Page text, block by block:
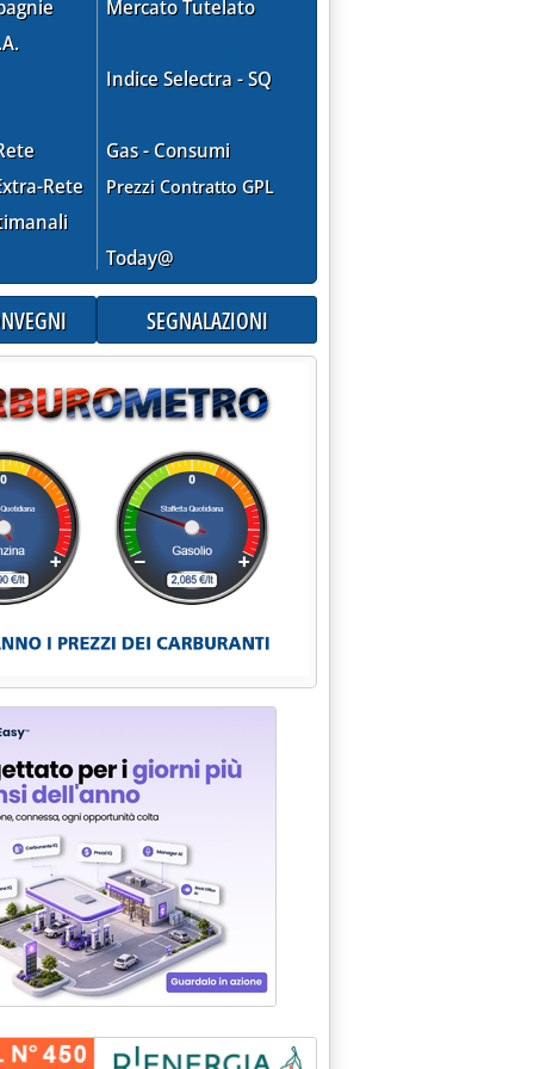
Rete
Mercato Tutelato
Indice Selectra - SQ
Gas - Consumi
Prezzi Contratto GPL
Today@
SEGNALAZIONI